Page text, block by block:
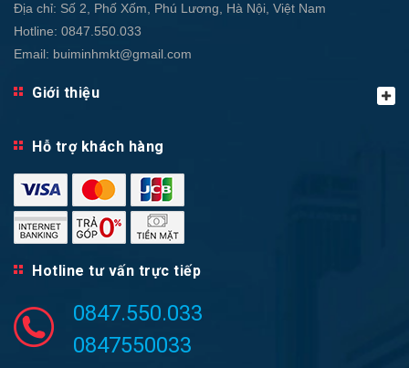
Địa chỉ: Số 2, Phố Xốm, Phú Lương, Hà Nội, Việt Nam
Hotline: 0847.550.033
Email: buiminhmkt@gmail.com
Giới thiệu
Hỗ trợ khách hàng
Hotline tư vấn trực tiếp
0847.550.033
0847550033